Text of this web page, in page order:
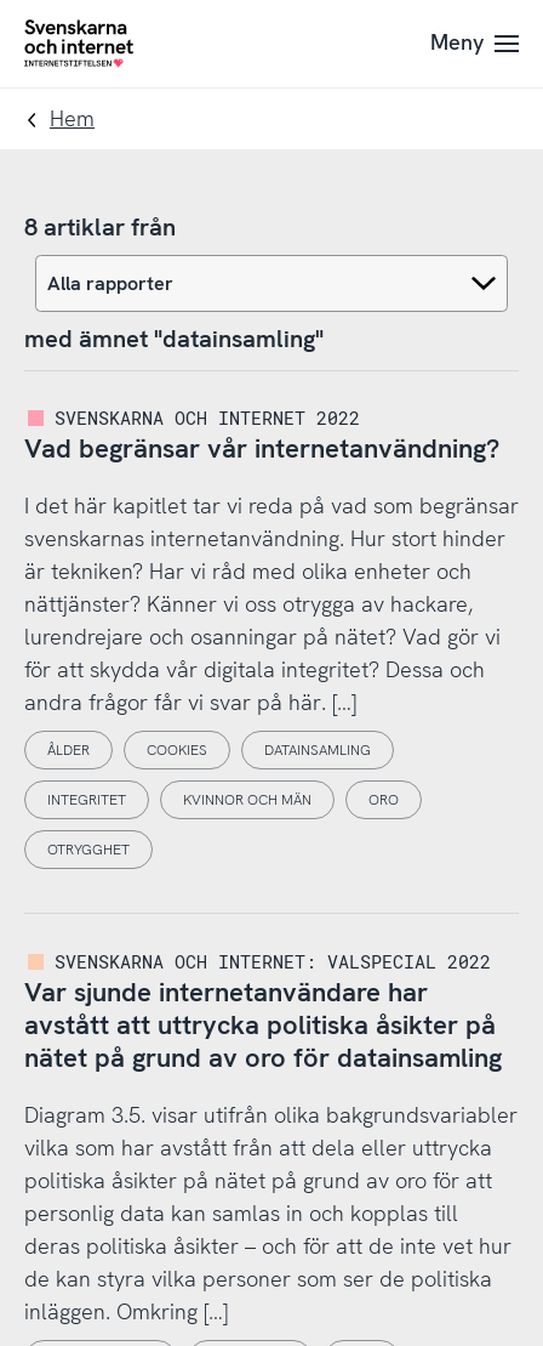
Till
navigation
Till
innehåll
To
Meny
Hem
8 artiklar från
med ämnet "datainsamling"
SVENSKARNA OCH INTERNET 2022
Vad begränsar vår internetanvändning?
I det här kapitlet tar vi reda på vad som begränsar
svenskarnas internetanvändning. Hur stort hinder
är tekniken? Har vi råd med olika enheter och
nättjänster? Känner vi oss otrygga av hackare,
lurendrejare och osanningar på nätet? Vad gör vi
för att skydda vår digitala integritet? Dessa och
andra frågor får vi svar på här. […]
ÅLDER COOKIES DATAINSAMLING
INTEGRITET KVINNOR OCH MÄN ORO
OTRYGGHET
SVENSKARNA OCH INTERNET: VALSPECIAL 2022
Var sjunde internetanvändare har
avstått att uttrycka politiska åsikter på
nätet på grund av oro för datainsamling
Diagram 3.5. visar utifrån olika bakgrundsvariabler
vilka som har avstått från att dela eller uttrycka
politiska åsikter på nätet på grund av oro för att
personlig data kan samlas in och kopplas till
deras politiska åsikter – och för att de inte vet hur
de kan styra vilka personer som ser de politiska
inläggen. Omkring […]